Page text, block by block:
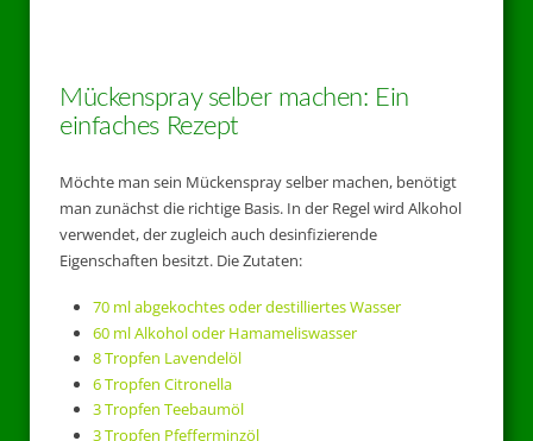
Mückenspray selber machen: Ein
einfaches Rezept
Möchte man sein Mückenspray selber machen, benötigt
man zunächst die richtige Basis. In der Regel wird Alkohol
verwendet, der zugleich auch desinfizierende
Eigenschaften besitzt. Die Zutaten:
70 ml abgekochtes oder destilliertes Wasser
60 ml Alkohol oder Hamameliswasser
8 Tropfen Lavendelöl
6 Tropfen Citronella
3 Tropfen Teebaumöl
3 Tropfen Pfefferminzöl